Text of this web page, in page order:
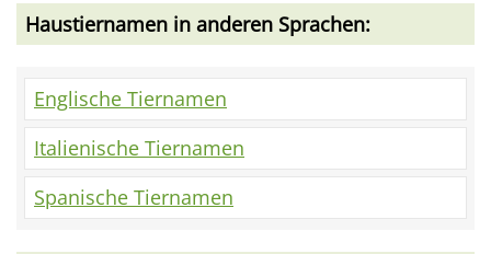
Haustiernamen in anderen Sprachen:
Englische Tiernamen
Italienische Tiernamen
Spanische Tiernamen